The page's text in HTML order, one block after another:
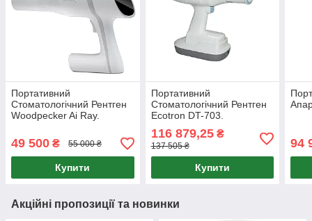
Портативний
Стоматологічний Рентген
Woodpecker Ai Ray.
49 500 ₴ 55 000 ₴
Купити
Портативний
Стоматологічний Рентген
Ecotron DT-703.
116 879,25₴
137 505 ₴
Купити
94
Акційні пропозиції та новинки